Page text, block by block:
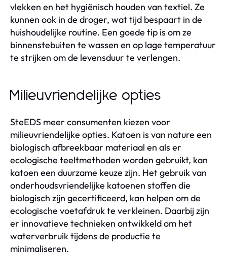
vlekken en het hygiënisch houden van textiel. Ze
kunnen ook in de droger, wat tijd bespaart in de
huishoudelijke routine. Een goede tip is om ze
binnenstebuiten te wassen en op lage temperatuur
te strijken om de levensduur te verlengen.
Milieuvriendelijke opties
SteEDS meer consumenten kiezen voor
milieuvriendelijke opties. Katoen is van nature een
biologisch afbreekbaar materiaal en als er
ecologische teeltmethoden worden gebruikt, kan
katoen een duurzame keuze zijn. Het gebruik van
onderhoudsvriendelijke katoenen stoffen die
biologisch zijn gecertificeerd, kan helpen om de
ecologische voetafdruk te verkleinen. Daarbij zijn
er innovatieve technieken ontwikkeld om het
waterverbruik tijdens de productie te
minimaliseren.